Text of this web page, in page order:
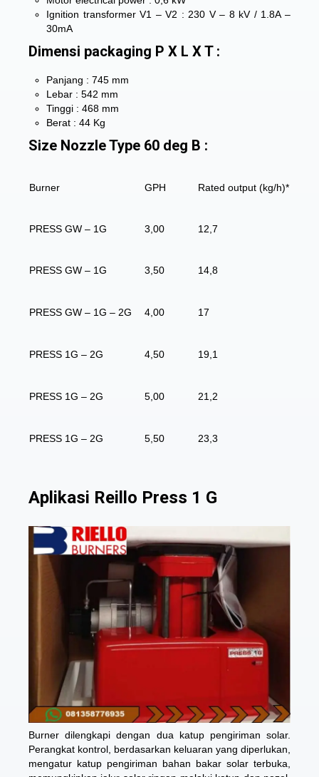
Ignition transformer V1 – V2 : 230 V – 8 kV / 1.8A –
30mA
Dimensi packaging P X L X T :
Panjang : 745 mm
Lebar : 542 mm
Tinggi : 468 mm
Berat : 44 Kg
Size Nozzle Type 60 deg B :
Burner GPH Rated output (kg/h)*
PRESS GW – 1G 3,00 12,7
PRESS GW – 1G 3,50 14,8
PRESS GW – 1G – 2G 4,00 17
PRESS 1G – 2G 4,50 19,1
PRESS 1G – 2G 5,00 21,2
PRESS 1G – 2G 5,50 23,3
Aplikasi Reillo Press 1 G
Burner dilengkapi dengan dua katup pengiriman solar.
Perangkat kontrol, berdasarkan keluaran yang diperlukan,
mengatur katup pengiriman bahan bakar solar terbuka,